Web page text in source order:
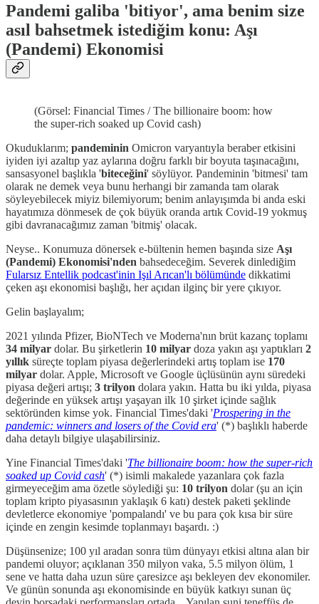
Pandemi galiba 'bitiyor', ama benim size
asıl bahsetmek istediğim konu: Aşı
(Pandemi) Ekonomisi
(Görsel: Financial Times / The billionaire boom: how
the super-rich soaked up Covid cash)
Okuduklarım; pandeminin Omicron varyantıyla beraber etkisini
iyiden iyi azaltıp yaz aylarına doğru farklı bir boyuta taşınacağını,
sansasyonel başlıkla 'biteceğini' söylüyor. Pandeminin 'bitmesi' tam
olarak ne demek veya bunu herhangi bir zamanda tam olarak
söyleyebilecek miyiz bilemiyorum; benim anlayışımda bi anda eski
hayatımıza dönmesek de çok büyük oranda artık Covid-19 yokmuş
gibi davranacağımız zaman 'bitmiş' olacak.
Neyse.. Konumuza dönersek e-bültenin hemen başında size Aşı
(Pandemi) Ekonomisi'nden bahsedeceğim. Severek dinlediğim
Fularsız Entellik podcast'inin Işıl Arıcan'lı bölümünde dikkatimi
çeken aşı ekonomisi başlığı, her açıdan ilginç bir yere çıkıyor.
Gelin başlayalım;
2021 yılında Pfizer, BioNTech ve Moderna'nın brüt kazanç toplamı
34 milyar dolar. Bu şirketlerin 10 milyar doza yakın aşı yaptıkları 2
yıllık süreçte toplam piyasa değerlerindeki artış toplam ise 170
milyar dolar. Apple, Microsoft ve Google üçlüsünün aynı süredeki
piyasa değeri artışı; 3 trilyon dolara yakın. Hatta bu iki yılda, piyasa
değerinde en yüksek artışı yaşayan ilk 10 şirket içinde sağlık
sektöründen kimse yok. Financial Times'daki 'Prospering in the
pandemic: winners and losers of the Covid era' (*) başlıklı haberde
daha detaylı bilgiye ulaşabilirsiniz.
Yine Financial Times'daki 'The billionaire boom: how the super-rich
soaked up Covid cash' (*) isimli makalede yazanlara çok fazla
girmeyeceğim ama özetle söylediği şu: 10 trilyon dolar (şu an için
toplam kripto piyasasının yaklaşık 6 katı) destek paketi şeklinde
devletlerce ekonomiye 'pompalandı' ve bu para çok kısa bir süre
içinde en zengin kesimde toplanmayı başardı. :)
Düşünsenize; 100 yıl aradan sonra tüm dünyayı etkisi altına alan bir
pandemi oluyor; açıklanan 350 milyon vaka, 5.5 milyon ölüm, 1
sene ve hatta daha uzun süre çaresizce aşı bekleyen dev ekonomiler.
Ve günün sonunda aşı ekonomisinde en büyük katkıyı sunan üç